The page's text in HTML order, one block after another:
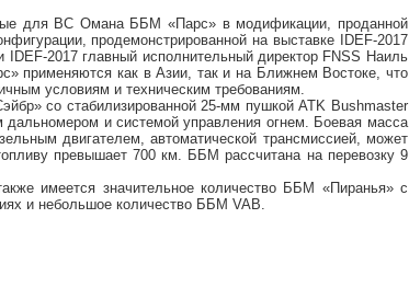
для ВС Омана ББМ «Парс» в модификации, проданной
продемонстрированной на выставке IDEF-2017
2017 главный исполнительный директор FNSS Наиль
применяются как в Азии, так и на Ближнем Востоке, что
условиям и техническим требованиям.
со стабилизированной 25-мм пушкой ATK Bushmaster
и системой управления огнем. Боевая масса
двигателем, автоматической трансмиссией, может
превышает 700 км. ББМ рассчитана на перевозку 9
имеется значительное количество ББМ «Пиранья» с
и небольшое количество ББМ VAB.